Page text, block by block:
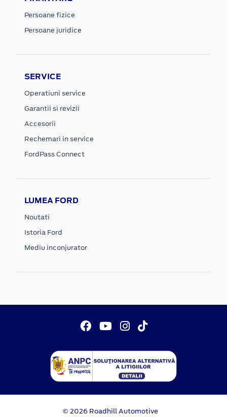
Persoane fizice
Persoane juridice
SERVICE
Operatiuni service
Garantii si revizii
Accesorii
Rechemari in service
FordPass Connect
LUMEA FORD
Noutati
Istoria Ford
Mediu inconjurator
© 2026 Roadhill Automotive